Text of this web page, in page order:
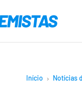
Início Notícias